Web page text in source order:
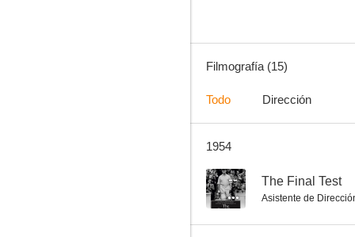
The Perfect Woman
--
Filmografía (15)
Todo Dirección
1954
-- The Final Test
Asistente de